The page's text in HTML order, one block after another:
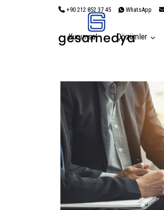
+90 212 852 37 45 WhatsApp
Kurumsal Çözümler